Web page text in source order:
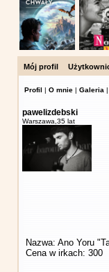
Mój profil
Profil | O mnie | Galeria |
pawelizdebski
Warszawa, 35 lat
Nazwa: Ano Yoru
Cena w irkach: 300